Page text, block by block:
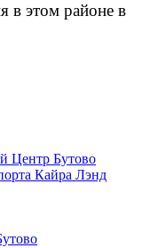
в этом районе в
Центр Бутово
Кайра Лэнд